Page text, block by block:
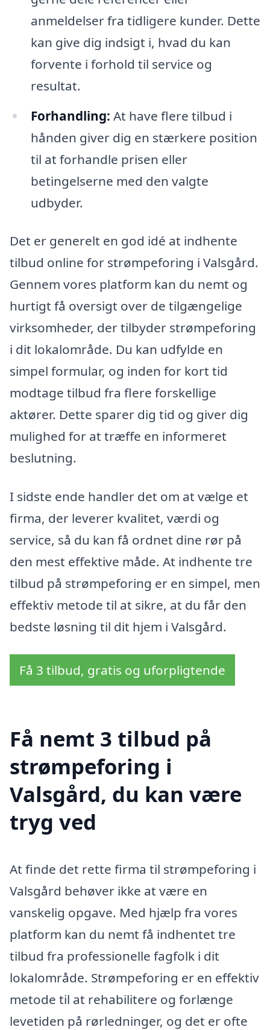
anmeldelser fra tidligere kunder. Dette
kan give dig indsigt i, hvad du kan
forvente i forhold til service og
resultat.
Forhandling: At have flere tilbud i
hånden giver dig en stærkere position
til at forhandle prisen eller
betingelserne med den valgte
udbyder.
Det er generelt en god idé at indhente
tilbud online for strømpeforing i Valsgård.
Gennem vores platform kan du nemt og
hurtigt få oversigt over de tilgængelige
virksomheder, der tilbyder strømpeforing
i dit lokalområde. Du kan udfylde en
simpel formular, og inden for kort tid
modtage tilbud fra flere forskellige
aktører. Dette sparer dig tid og giver dig
mulighed for at træffe en informeret
beslutning.
I sidste ende handler det om at vælge et
firma, der leverer kvalitet, værdi og
service, så du kan få ordnet dine rør på
den mest effektive måde. At indhente tre
tilbud på strømpeforing er en simpel, men
effektiv metode til at sikre, at du får den
bedste løsning til dit hjem i Valsgård.
Få 3 tilbud, gratis og uforpligtende
Få nemt 3 tilbud på
strømpeforing i
Valsgård, du kan være
tryg ved
At finde det rette firma til strømpeforing i
Valsgård behøver ikke at være en
vanskelig opgave. Med hjælp fra vores
platform kan du nemt få indhentet tre
tilbud fra professionelle fagfolk i dit
lokalområde. Strømpeforing er en effektiv
metode til at rehabilitere og forlænge
levetiden på rørledninger, og det er ofte